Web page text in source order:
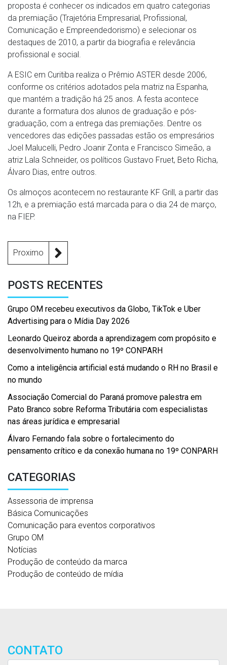
proposta é conhecer os indicados em quatro categorias
da premiação (Trajetória Empresarial, Profissional,
Comunicação e Empreendedorismo) e selecionar os
destaques de 2010, a partir da biografia e relevância
profissional e social.
A ESIC em Curitiba realiza o Prêmio ASTER desde 2006,
conforme os critérios adotados pela matriz na Espanha,
que mantém a tradição há 25 anos. A festa acontece
durante a formatura dos alunos de graduação e pós-
graduação, com a entrega das premiações. Dentre os
vencedores das edições passadas estão os empresários
Joel Malucelli, Pedro Joanir Zonta e Francisco Simeão, a
atriz Lala Schneider, os políticos Gustavo Fruet, Beto Richa,
Álvaro Dias, entre outros.
Os almoços acontecem no restaurante KF Grill, a partir das
12h, e a premiação está marcada para o dia 24 de março,
na FIEP.
Proximo
POSTS RECENTES
Grupo OM recebeu executivos da Globo, TikTok e Uber
Advertising para o Mídia Day 2026
Leonardo Queiroz aborda a aprendizagem com propósito e
desenvolvimento humano no 19º CONPARH
Como a inteligência artificial está mudando o RH no Brasil e
no mundo
Associação Comercial do Paraná promove palestra em
Pato Branco sobre Reforma Tributária com especialistas
nas áreas jurídica e empresarial
Álvaro Fernando fala sobre o fortalecimento do
pensamento crítico e da conexão humana no 19º CONPARH
CATEGORIAS
Assessoria de imprensa
Básica Comunicações
Comunicação para eventos corporativos
Grupo OM
Notícias
Produção de conteúdo da marca
Produção de conteúdo de mídia
CONTATO